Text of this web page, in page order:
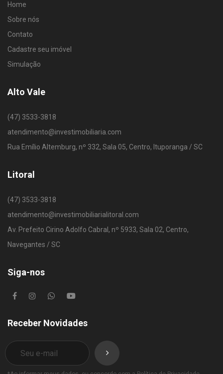
Home
Sobre nós
Contato
Cadastre seu imóvel
Simulação
Alto Vale
(47) 3533-3818
atendimento@investimobiliaria.com
Rua Emílio Altemburg, nº 332, Sala 05, Centro, Ituporanga / SC
Litoral
(47) 3533-3818
atendimento@investimobiliarialitoral.com
Av. Prefeito Cirino Adolfo Cabral, nº 5933, Sala 02, Centro,
Navegantes / SC
Siga-nos
Receber Novidades